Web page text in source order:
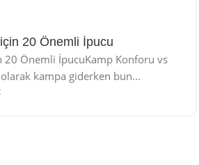
20 Önemli İpucu
20 Önemli İpucuKamp Konforu vs
kampa giderken bun...